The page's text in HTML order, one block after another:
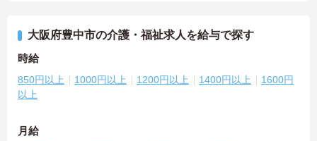
大阪府豊中市の介護・福祉求人を給与で探す
時給
850円以上 1000円以上 1200円以上 1400円以上
1600円
以上
月給